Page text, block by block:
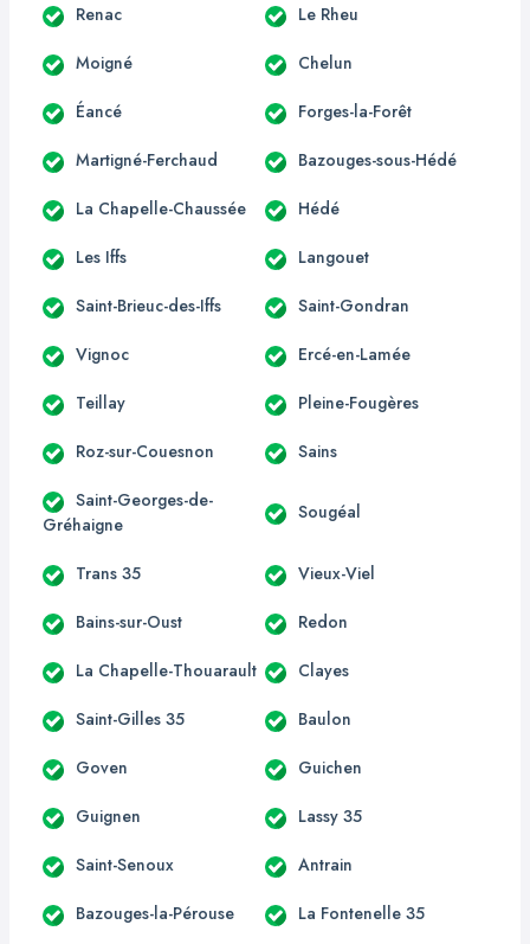
Renac Le Rheu
Moigné Chelun
Éancé Forges-la-Forêt
Martigné-Ferchaud Bazouges-sous-Hédé
La Chapelle-Chaussée Hédé
Les Iffs Langouet
Saint-Brieuc-des-Iffs Saint-Gondran
Vignoc Ercé-en-Lamée
Teillay Pleine-Fougères
Roz-sur-Couesnon Sains
Saint-Georges-de-
Gréhaigne
Sougéal
Trans 35 Vieux-Viel
Bains-sur-Oust Redon
La Chapelle-Thouarault Clayes
Saint-Gilles 35 Baulon
Goven Guichen
Guignen Lassy 35
Saint-Senoux Antrain
Bazouges-la-Pérouse La Fontenelle 35